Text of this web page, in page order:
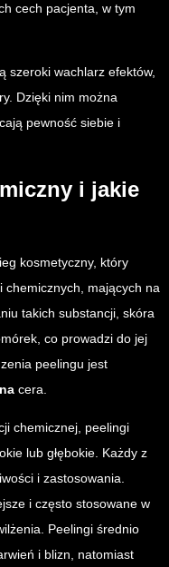
cech pacjenta, w tym
szeroki wachlarz efektów,
Dzięki nim można
pewność siebie i
i jakie
kosmetyczny, który
chemicznych, mających na
takich substancji, skóra
co prowadzi do jej
peelingu jest
cera.
chemicznej, peelingi
lub głębokie. Każdy z
i zastosowania.
i często stosowane w
Peelingi średnio
i blizn, natomiast